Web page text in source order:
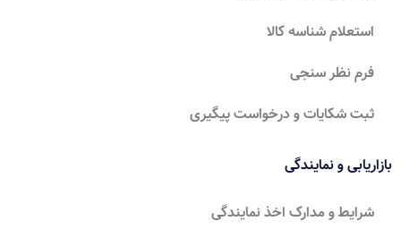
استعلام شناسه کالا
فرم نظر سنجی
ثبت شکایات و درخواست پیگیری
بازاریابی و نمایندگی
شرایط و مدارک اخذ نمایندگی